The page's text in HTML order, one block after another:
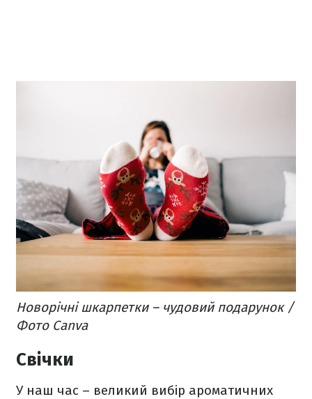
Новорічні шкарпетки – чудовий подарунок /
Фото Canva
Свічки
У наш час – великий вибір ароматичних